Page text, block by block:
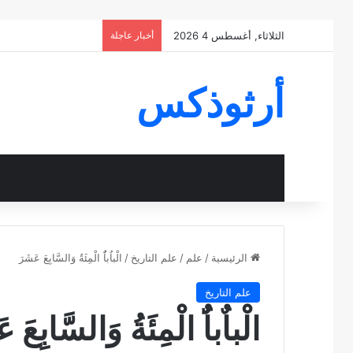
الثلاثاء, أغسطس 4 2026 أخبار عاجلة
أرثوذكس
الرئيسية / علم / علم التاريخ / الْباٌباٌُ الْمِئَةُ وَالسَّابِعَ عَشَرَ
علم التاريخ
الْباٌباٌُ الْمِئَةُ